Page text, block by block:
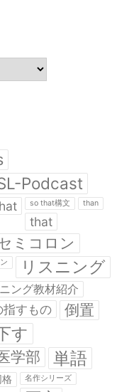
Podcast
so that構文 than
that
ミコロン
リスニング
ング教材紹介
指すもの 倒置
す
学部 単語
格 名作シリーズ